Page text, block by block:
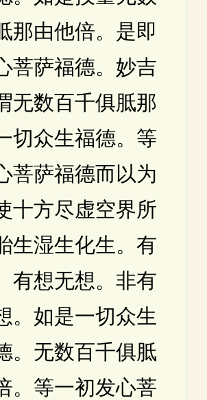
那由他倍。是即
菩萨福德。妙吉
无数百千俱胝那
切众生福德。等
菩萨福德而以为
十方尽虚空界所
生湿生化生。有
有想无想。非有
。如是一切众生
。无数百千俱胝
。等一初发心菩